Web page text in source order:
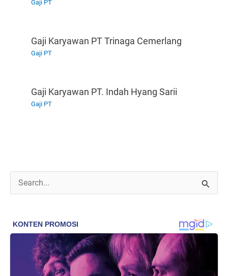
Gaji PT
Gaji Karyawan PT Trinaga Cemerlang
Gaji PT
Gaji Karyawan PT. Indah Hyang Sarii
Gaji PT
a